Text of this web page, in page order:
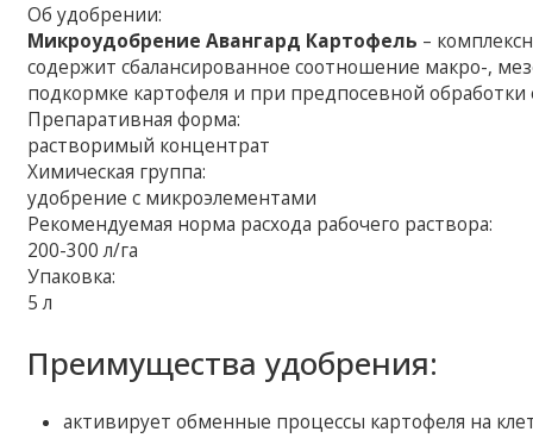
Об удобрении:
Микроудобрение Авангард Картофель –
содержит сбалансированное соотношение макро-,
подкормке картофеля и при предпосевной обработки
Препаративная форма:
растворимый концентрат
Химическая группа:
удобрение с микроэлементами
Рекомендуемая норма расхода рабочего раствора:
200-300 л/га
Упаковка:
5 л
Преимущества удобрения:
активирует обменные процессы картофеля на